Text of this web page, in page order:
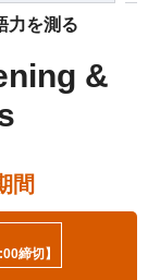
力を測る
&
間
締切】